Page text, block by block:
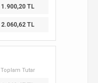
1.900,20 TL
2.060,62 TL
Toplam Tutar